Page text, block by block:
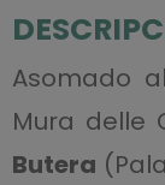
Asomado
Mura delle
Butera